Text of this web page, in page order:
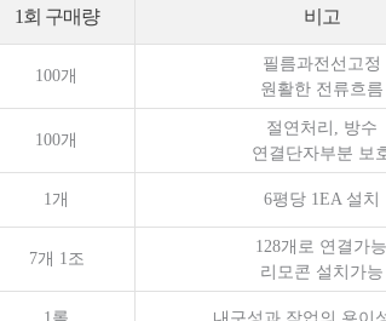
1회 구매량 비고
100개
필름과전선고정
원활한 전류흐름
100개
절연처리, 방수
연결단자부분 보
1개 6평당 1EA 설치
7개 1조
128개로 연결가능
리모콘 설치가능